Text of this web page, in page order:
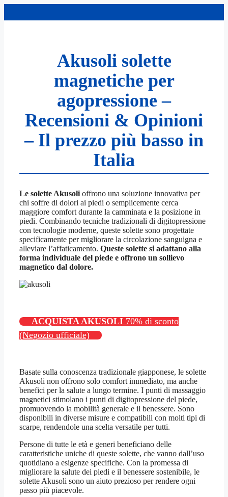
Akusoli solette
magnetiche per
agopressione –
Recensioni & Opinioni
– Il prezzo più basso in
Italia
Le solette Akusoli offrono una soluzione innovativa per
chi soffre di dolori ai piedi o semplicemente cerca
maggiore comfort durante la camminata e la posizione in
piedi. Combinando tecniche tradizionali di digitopressione
con tecnologie moderne, queste solette sono progettate
specificamente per migliorare la circolazione sanguigna e
alleviare l’affaticamento. Queste solette si adattano alla
forma individuale del piede e offrono un sollievo
magnetico dal dolore.
ACQUISTA AKUSOLI 70% di sconto
(Negozio ufficiale)
Basate sulla conoscenza tradizionale giapponese, le solette
Akusoli non offrono solo comfort immediato, ma anche
benefici per la salute a lungo termine. I punti di massaggio
magnetici stimolano i punti di digitopressione del piede,
promuovendo la mobilità generale e il benessere. Sono
disponibili in diverse misure e compatibili con molti tipi di
scarpe, rendendole una scelta versatile per tutti.
Persone di tutte le età e generi beneficiano delle
caratteristiche uniche di queste solette, che vanno dall’uso
quotidiano a esigenze specifiche. Con la promessa di
migliorare la salute dei piedi e il benessere sostenibile, le
solette Akusoli sono un aiuto prezioso per rendere ogni
passo più piacevole.